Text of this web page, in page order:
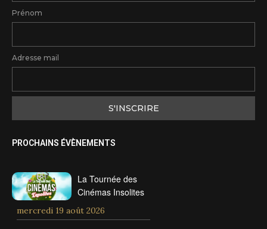
Prénom
Adresse mail
PROCHAINS ÉVÈNEMENTS
La Tournée des
Cinémas Insolites
mercredi 19 août 2026